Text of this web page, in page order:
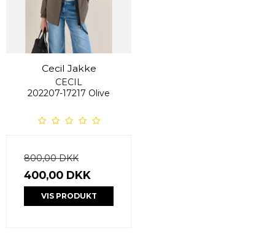
Cecil Jakke
CECIL
202207-17217 Olive
800,00 DKK
400,00 DKK
VIS PRODUKT